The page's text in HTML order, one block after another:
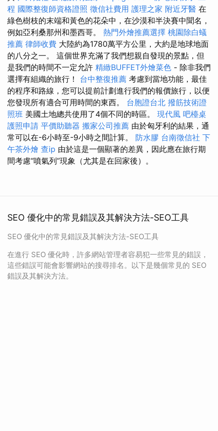
程 國際整復師資格證照 徵信社費用 護理之家 附近牙醫 在
綠色樹枝的末端和黃色的花朵中，在沙漠和半決賽中聞名，
例如亞利桑那州和墨西哥。 熱門外燴推薦選擇 桃園除白蟻
推薦 律師收費 大陸約為1780萬平方公里，大約是地球地面
的八分之一。 這個世界充滿了我們想親自發現的景點，但
是我們的時間不一定允許 精緻BUFFET外燴菜色 - 除非我們
選擇有組織的旅行！ 台中整復推薦 考慮到當地功能，最佳
的程序和路線，您可以提前計劃進行我們的報價旅行，以便
您發現所有適合可用時間的東西。 台胞證台北 撥筋技術證
照班 美國土地總共使用了4個不同的時區。 現代風 吧檯桌
護照申請 平價助聽器 搬家公司推薦 由於匈牙利的結果，通
常可以在-6小時至-9小時之間計算。 防水膠 台南徵信社 下
午茶外燴 查ip 由於這是一個顯著的差異，因此應在旅行期
間考慮“噴氣列”現象（尤其是在回家後）。
SEO 優化中的常見錯誤及其解決方法-SEO工具
SEO 優化中的常見錯誤及其解決方法-SEO工具
在進行 SEO 優化時，許多網站管理者容易犯一些常見的錯誤，
這些錯誤可能會影響網站的搜尋排名。以下是幾個常見的 SEO
錯誤及其解決方法。